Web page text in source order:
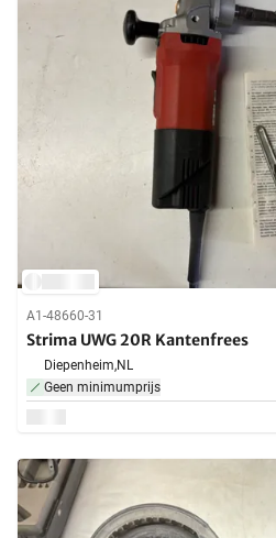
A1-48660-31
Strima UWG 20R Kantenfrees
Diepenheim,NL
Geen minimumprijs